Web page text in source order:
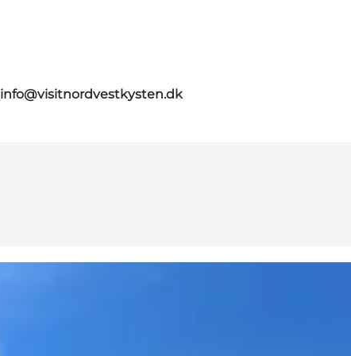
info@visitnordvestkysten.dk